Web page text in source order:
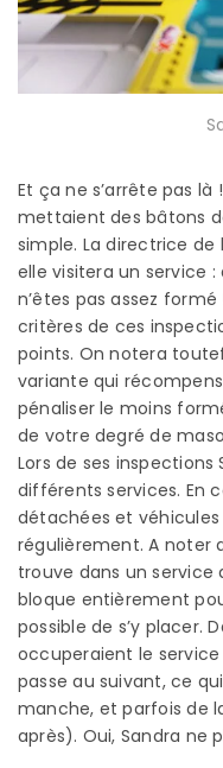
Et ça ne s’arrête pas là
mettaient des bâtons
simple. La directrice de
elle visitera un service
n’êtes pas assez
critères de ces
points. On notera
variante qui
pénaliser le moins
de votre degré de
Lors de ses
différents services. En
détachées et
régulièrement. A noter
trouve dans un service
bloque entièrement
possible de s’y placer.
occuperaient le
passe au suivant, ce
manche, et parfois de
après). Oui, Sandra ne